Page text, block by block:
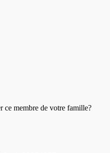
ce membre de votre famille?